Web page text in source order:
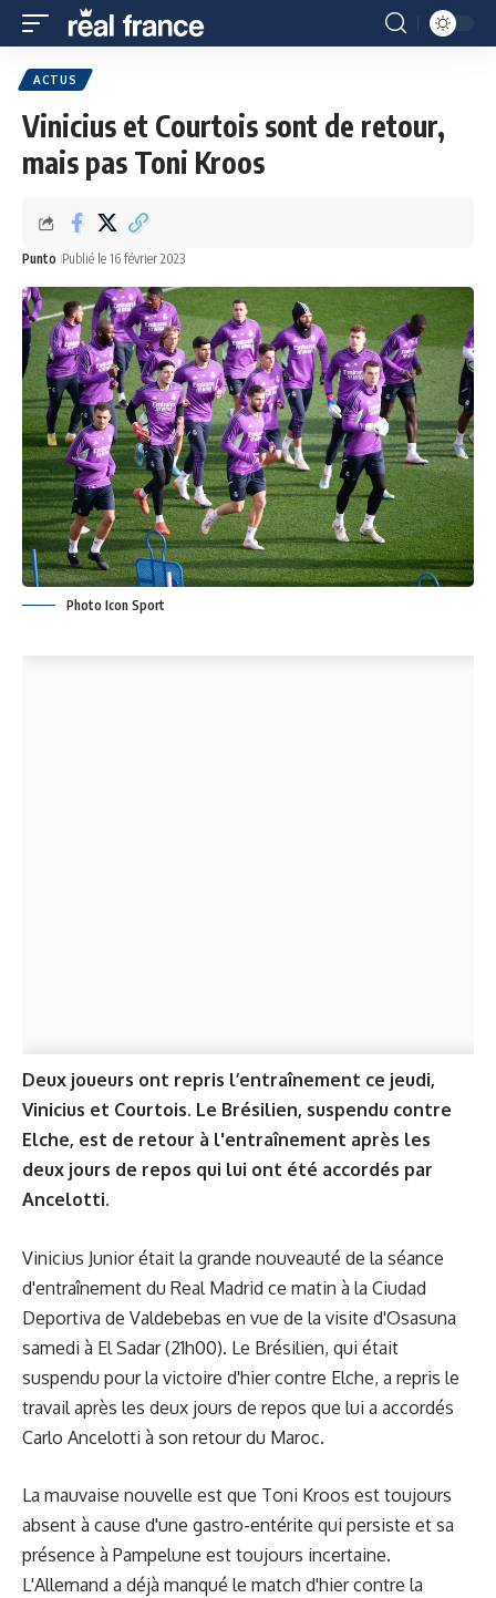
ACTUS
Vinicius et Courtois sont de retour,
mais pas Toni Kroos
Punto Publié le 16 février 2023
Photo Icon Sport
Deux joueurs ont repris l’entraînement ce jeudi,
Vinicius et Courtois. Le Brésilien, suspendu contre
Elche, est de retour à l'entraînement après les
deux jours de repos qui lui ont été accordés par
Ancelotti.
Vinicius Junior était la grande nouveauté de la séance
d'entraînement du Real Madrid ce matin à la Ciudad
Deportiva de Valdebebas en vue de la visite d'Osasuna
samedi à El Sadar (21h00). Le Brésilien, qui était
suspendu pour la victoire d'hier contre Elche, a repris le
travail après les deux jours de repos que lui a accordés
Carlo Ancelotti à son retour du Maroc.
La mauvaise nouvelle est que Toni Kroos est toujours
absent à cause d'une gastro-entérite qui persiste et sa
présence à Pampelune est toujours incertaine.
L'Allemand a déjà manqué le match d'hier contre la